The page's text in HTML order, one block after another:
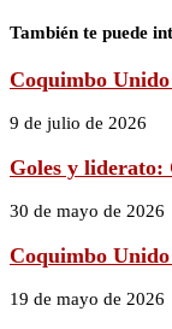
También te puede
Coquimbo
9 de julio de 2026
Goles y liderato:
30 de mayo de 2026
Coquimbo
19 de mayo de 2026